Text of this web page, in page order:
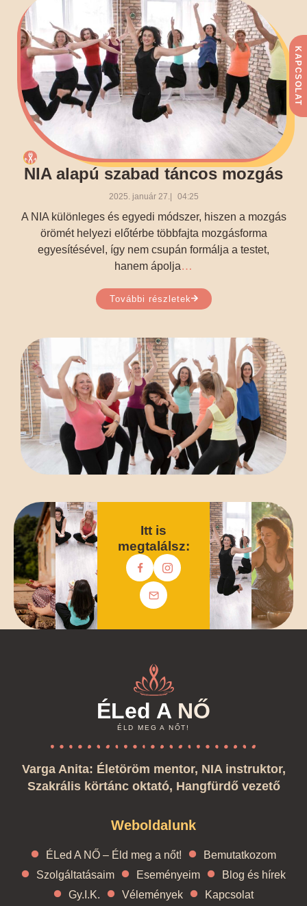
KAPCSOLAT
NIA alapú szabad táncos mozgás
2025. január 27. 04:25
A NIA különleges és egyedi módszer, hiszen a mozgás
örömét helyezi előtérbe többfajta mozgásforma
egyesítésével, így nem csupán formálja a testet,
hanem ápolja…
További részletek
Itt is
megtalálsz:
ÉLed A NŐ
ÉLD MEG A NŐT!
Varga Anita: Életöröm mentor, NIA instruktor,
Szakrális körtánc oktató, Hangfürdő vezető
Weboldalunk
ÉLed A NŐ – Éld meg a nőt!
Bemutatkozom
Szolgáltatásaim
Eseményeim
Blog és hírek
Gy.I.K.
Vélemények Kapcsolat